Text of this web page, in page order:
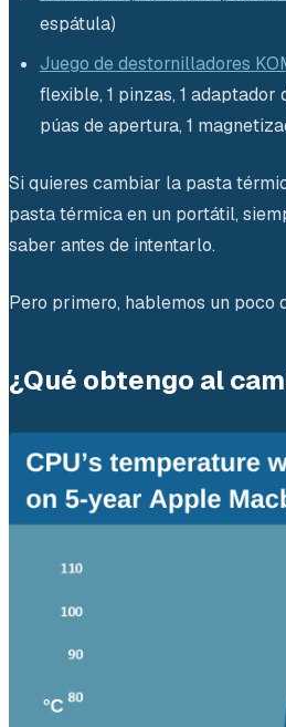
espátula)
Juego de destornilladores
flexible, 1 pinzas, 1
púas de apertura, 1
Si quieres cambiar la pasta
pasta térmica en un portátil,
saber antes de intentarlo.
Pero primero, hablemos un poco
¿Qué obtengo al